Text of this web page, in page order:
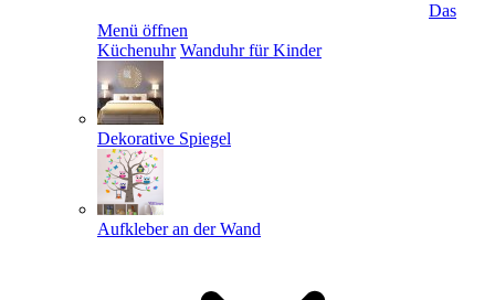
Das
Menü öffnen
Küchenuhr Wanduhr für Kinder
Dekorative Spiegel
Aufkleber an der Wand